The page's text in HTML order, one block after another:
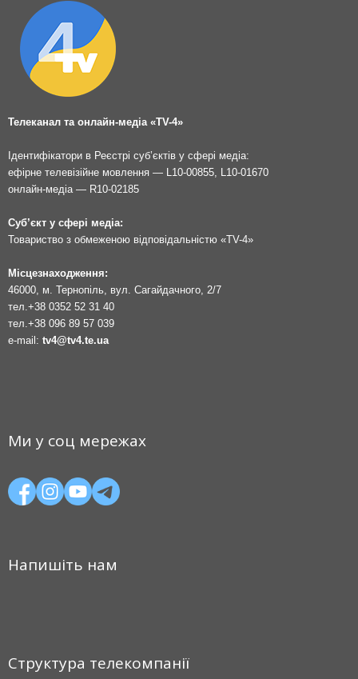
Телеканал та онлайн-медіа «TV-4»
Ідентифікатори в Реєстрі суб’єктів у сфері медіа:
ефірне телевізійне мовлення — L10-00855, L10-01670
онлайн-медіа — R10-02185
Суб’єкт у сфері медіа:
Товариство з обмеженою відповідальністю «TV-4»
Місцезнаходження:
46000, м. Тернопіль, вул. Сагайдачного, 2/7
тел. +38 0352 52 31 40
тел. +38 096 89 57 039
e-mail: tv4@tv4.te.ua
Ми у соц мережах
Напишіть нам
Структура телекомпанії